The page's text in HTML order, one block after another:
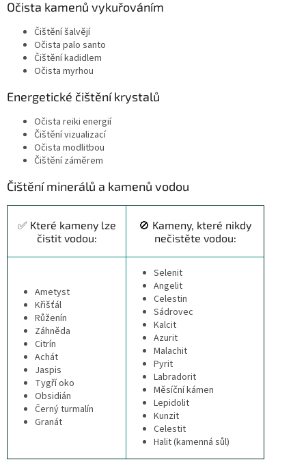
Očista kamenů vykuřováním
Čištění šalvějí
Očista palo santo
Čištění kadidlem
Očista myrhou
Energetické čištění krystalů
Očista reiki energií
Čištění vizualizací
Očista modlitbou
Čištění záměrem
Čištění minerálů a kamenů vodou
✅ Které kameny lze
čistit vodou:
🚫 Kameny, které nikdy
nečistěte vodou:
Ametyst
Křišťál
Růženín
Záhněda
Citrín
Achát
Jaspis
Tygří oko
Obsidián
Černý turmalín
Granát
Selenit
Angelit
Celestin
Sádrovec
Kalcit
Azurit
Malachit
Pyrit
Labradorit
Měsíční kámen
Lepidolit
Kunzit
Celestit
Halit (kamenná sůl)